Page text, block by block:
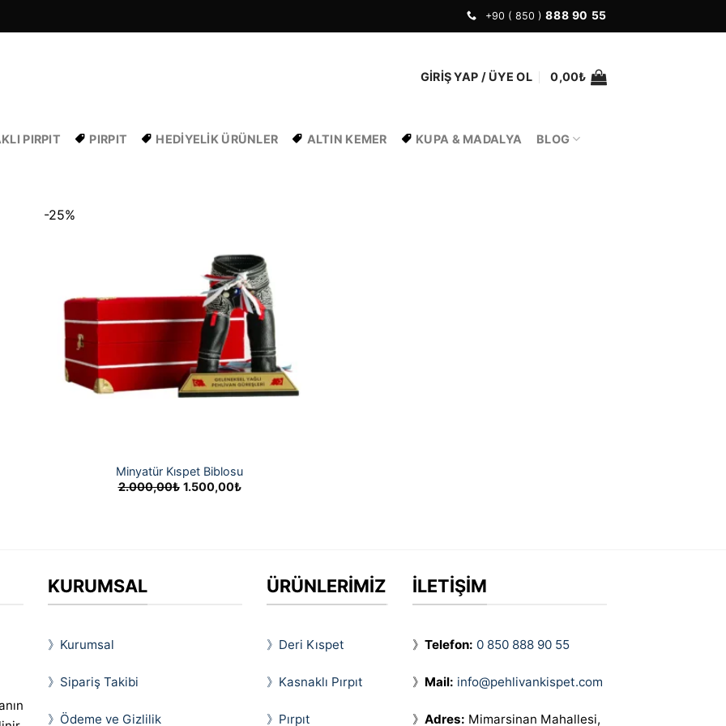
+90 ( 850 )888 90 55
GIRIŞ YAP / ÜYE OL 0,00₺
PIRPIT PIRPIT HEDIYELIK ÜRÜNLER ALTIN KEMER KUPA & MADALYA BLOG
-25%
Minyatür Kıspet Biblosu
2.000,00₺ Orijinal
1.500,00₺Şu
KURUMSAL
》Kurumsal
》Sipariş Takibi
》Ödeme ve Gizlilik
ÜRÜNLERİMİZ
》Deri Kıspet
》Kasnaklı Pırpıt
》Pırpıt
İLETİŞİM
》 Telefon: 0 850 888 90 55
》 Mail: info@pehlivankispet.com
》 Adres: Mimarsinan Mahallesi,